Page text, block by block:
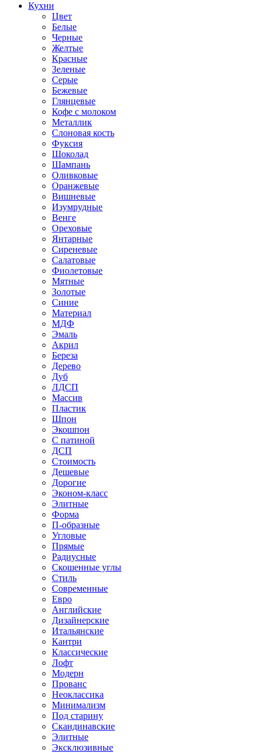
Кухни
Цвет
Белые
Черные
Желтые
Красные
Зеленые
Серые
Бежевые
Глянцевые
Кофе с молоком
Металлик
Слоновая кость
Фуксия
Шоколад
Шампань
Оливковые
Оранжевые
Вишневые
Изумрудные
Венге
Ореховые
Янтарные
Сиреневые
Салатовые
Фиолетовые
Мятные
Золотые
Синие
Материал
МДФ
Эмаль
Акрил
Береза
Дерево
Дуб
ЛДСП
Массив
Пластик
Шпон
Экошпон
С патиной
ДСП
Стоимость
Дешевые
Дорогие
Эконом-класс
Элитные
Форма
П-образные
Угловые
Прямые
Радиусные
Скошенные углы
Стиль
Современные
Евро
Английские
Дизайнерские
Итальянские
Кантри
Классические
Лофт
Модерн
Прованс
Неоклассика
Минимализм
Под старину
Скандинавские
Элитные
Эксклюзивные